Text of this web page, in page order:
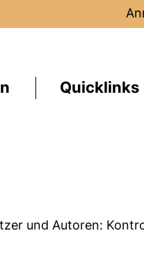
Quicklinks
und Autoren: